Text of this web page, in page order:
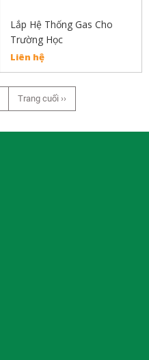
Lắp Hệ Thống Gas Cho
Trường Học
Liên hệ
Trang cuối ››